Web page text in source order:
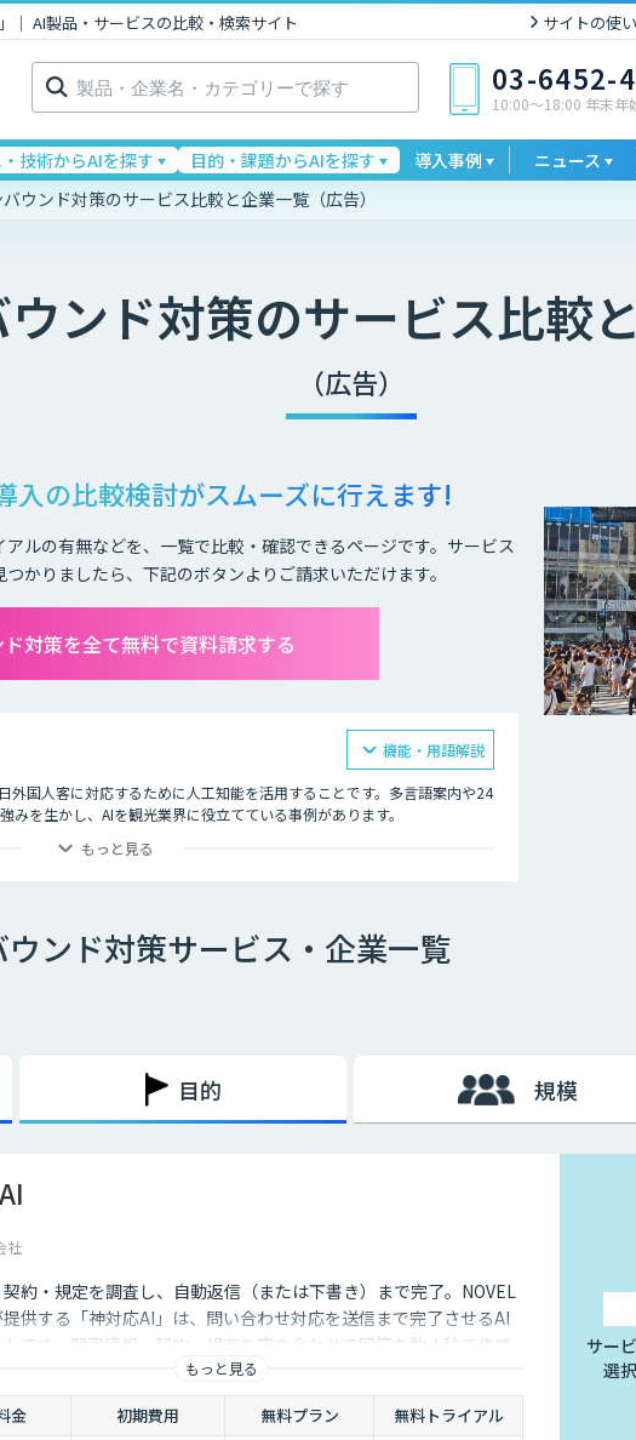
｜ AI製品・サービスの比較・検索サイト サイトの使
検
索: 03-6452-
10:00〜18:00 年末年
技術からAIを探す 目的・課題からAIを探す 導入事例 ニュース
ウンド対策のサービス比較と企業一覧（広告）
ンド対策のサービス比較
（広告）
入の比較検討がスムーズに行えます!
ルの有無などを、一覧で比較・確認できるページです。サービス
かりましたら、下記のボタンよりご請求いただけます。
対策を全て無料で資料請求する
外国人客に対応するために人工知能を活用することです。多言語案内や24
を生かし、AIを観光業界に役立てている事例があります。
、観光案内所などでは多言語対応のAIの導入が進んでいます。言語や営業
もっと見る
機能・用語解説
ウンド対策サービス・企業一覧
目的 規模
社
約・規定を調査し、自動返信（または下書き）まで完了。NOVEL
供する「神対応AI」は、問い合わせ対応を送信まで完了させるAI
トです。顧客情報・契約・規定を突き合わせて回答を数十秒で作成
信か下書き止めかを選べます。
もっと見る
金 初期費用 無料プラン 無料トライアル
サー
選択